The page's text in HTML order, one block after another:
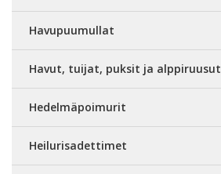
Havupuumullat
Havut, tuijat, puksit ja alppiruusut
Hedelmäpoimurit
Heilurisadettimet